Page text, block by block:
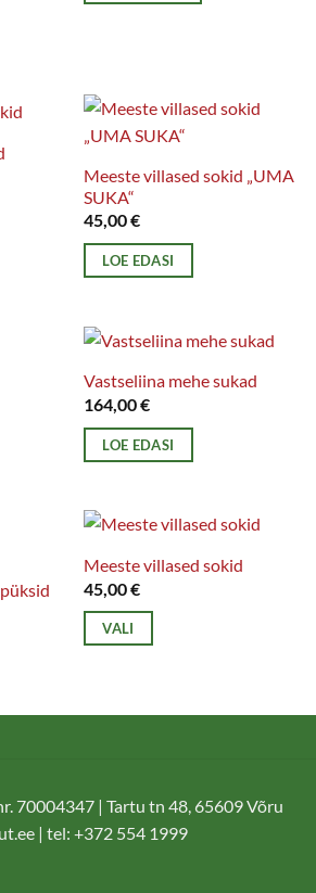
Meeste villased sokid „UMA
SUKA“
45,00€
LOE EDASI
Vastseliina mehe sukad
164,00€
LOE EDASI
Meeste villased sokid
45,00€
VALI
on
saab
70004347 | Tartu tn 48, 65609 Võru
| tel: +372 554 1999